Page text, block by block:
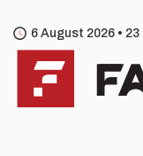
6 August 2026 • 23